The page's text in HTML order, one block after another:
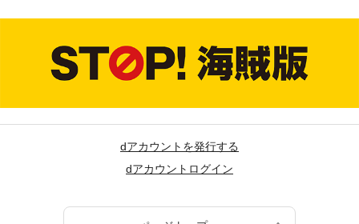
dアカウントを発行する
dアカウントログイン